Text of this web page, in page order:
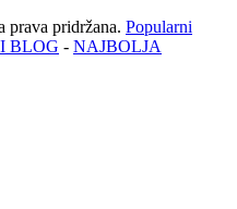
prava pridržana. Popularni
BLOG - NAJBOLJA